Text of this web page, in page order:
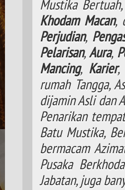
Mustika
Khodam Macan,
Perjudian,
Pelarisan,Aura,
Mancing, Karier,
rumah Tangga,
dijamin Asli dan
Penarikan
Batu Mustika,
bermacam
Pusaka
Jabatan, juga